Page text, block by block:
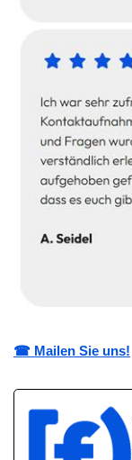
☎ Mailen Sie uns!